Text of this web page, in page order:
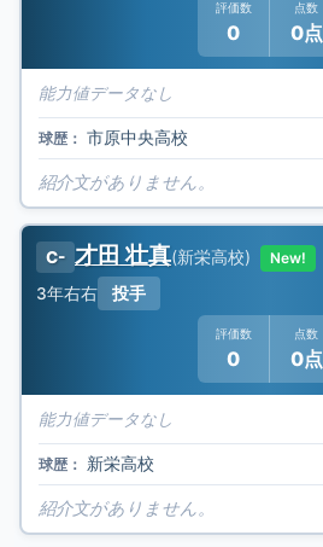
評価数
0
点数
0点
能力値データなし
球歴： 市原中央高校
紹介文がありません。
C- 才田 壮真(新栄高校) New!
3年右右 投手
評価数
0
点数
0点
能力値データなし
球歴： 新栄高校
紹介文がありません。